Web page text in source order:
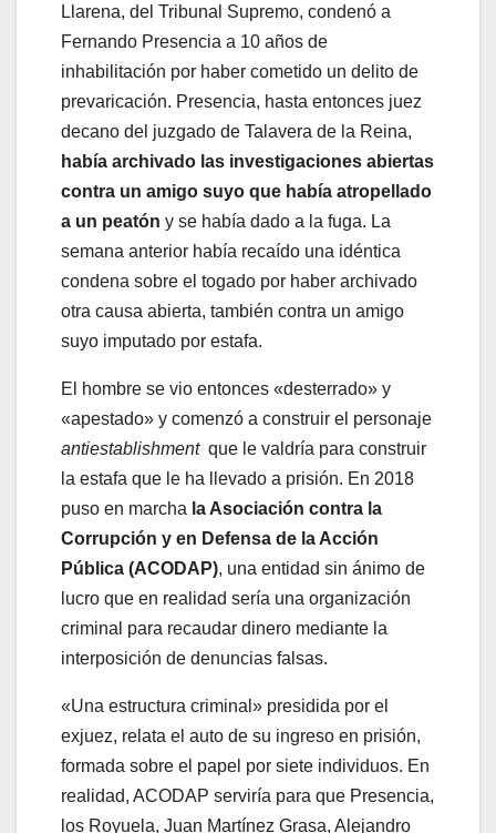
Llarena, del Tribunal Supremo, condenó a
Fernando Presencia a 10 años de
inhabilitación por haber cometido un delito de
prevaricación. Presencia, hasta entonces juez
decano del juzgado de Talavera de la Reina,
había archivado las investigaciones abiertas
contra un amigo suyo que había atropellado
a un peatón y se había dado a la fuga. La
semana anterior había recaído una idéntica
condena sobre el togado por haber archivado
otra causa abierta, también contra un amigo
suyo imputado por estafa.
El hombre se vio entonces «desterrado» y
«apestado» y comenzó a construir el personaje
antiestablishmentque le valdría para construir
la estafa que le ha llevado a prisión. En 2018
puso en marcha la Asociación contra la
Corrupción y en Defensa de la Acción
Pública (ACODAP), una entidad sin ánimo de
lucro que en realidad sería una organización
criminal para recaudar dinero mediante la
interposición de denuncias falsas.
«Una estructura criminal» presidida por el
exjuez, relata el auto de su ingreso en prisión,
formada sobre el papel por siete individuos. En
realidad, ACODAP serviría para que Presencia,
los Royuela, Juan Martínez Grasa, Alejandro